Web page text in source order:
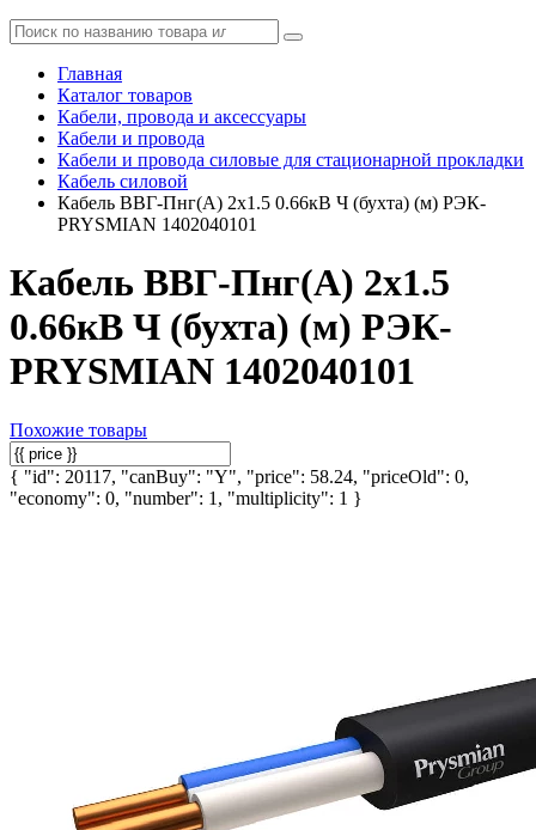
Главная
Каталог товаров
Кабели, провода и аксессуары
Кабели и провода
Кабели и провода силовые для стационарной прокладки
Кабель силовой
Кабель ВВГ-Пнг(А) 2х1.5 0.66кВ Ч (бухта) (м) РЭК-
PRYSMIAN 1402040101
Кабель ВВГ-Пнг(А) 2х1.5
0.66кВ Ч (бухта) (м) РЭК-
PRYSMIAN 1402040101
Похожие товары
{ "id": 20117, "canBuy": "Y", "price": 58.24, "priceOld": 0,
"economy": 0, "number": 1, "multiplicity": 1 }